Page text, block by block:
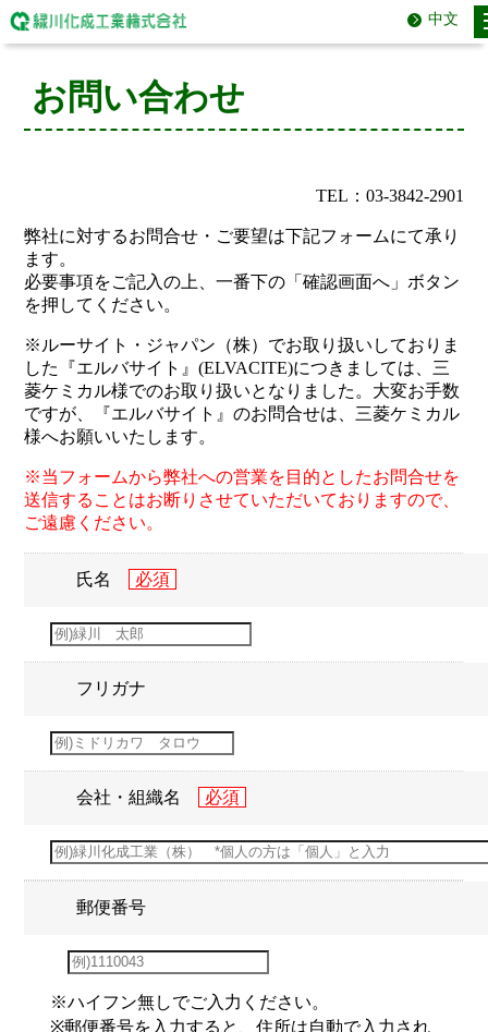
中文
お問い合わせ
TEL：03-3842-2901
弊社に対するお問合せ・ご要望は下記フォームにて承り
ます。
必要事項をご記入の上、一番下の「確認画面へ」ボタン
を押してください。
※ルーサイト・ジャパン（株）でお取り扱いしておりま
した『エルバサイト』(ELVACITE)につきましては、三
菱ケミカル様でのお取り扱いとなりました。大変お手数
ですが、『エルバサイト』のお問合せは、三菱ケミカル
様へお願いいたします。
※当フォームから弊社への営業を目的としたお問合せを
送信することはお断りさせていただいておりますので、
ご遠慮ください。
氏名
フリガナ
会社・組織名
郵便番号
※ハイフン無しでご入力ください。
※郵便番号を入力すると、住所は自動で入力され